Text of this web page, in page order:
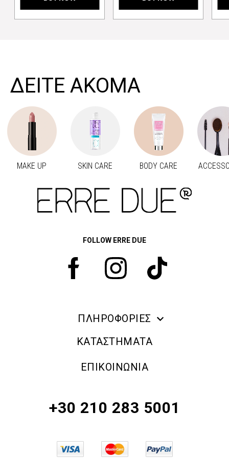
ΔΕΙΤΕ ΑΚΟΜΑ
MAKE UP SKIN CARE BODY CARE
FOLLOW ERRE DUE
ΠΛΗΡΟΦΟΡΙΕΣ
ERRE DUE MAKE UP
ΠΟΛΙΤΙΚΗ ΕΠΙΣΤΡΟΦΗΣ ΠΡΟΪΟΝΤΩΝ
ΚΑΤΑΣΤΗΜΑΤΑ
ΕΠΙΚΟΙΝΩΝΙΑ
+30 210 283 5001